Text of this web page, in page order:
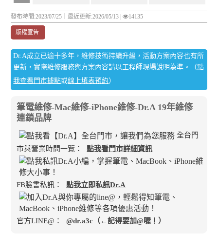
發布時間:2023/07/25｜最近更新:2026/05/13 | 14135
版權宣告
Dr.A成立已逾十多年，維修技術持續升級，活動方案內容也有所
更新，實際維修服務與方案內容請以工程師現場說明為準。（點
我查看門市據點或線上填表預約）
筆電維修-Mac維修-iPhone維修-Dr.A 19年維修
連鎖品牌
全台門
市與營業時間一覽：
點我看門市詳細資訊
FB臉書私訊： 點我立即私訊Dr.A
官方LINE@： @dr.a3c（←記得要加@喔！）